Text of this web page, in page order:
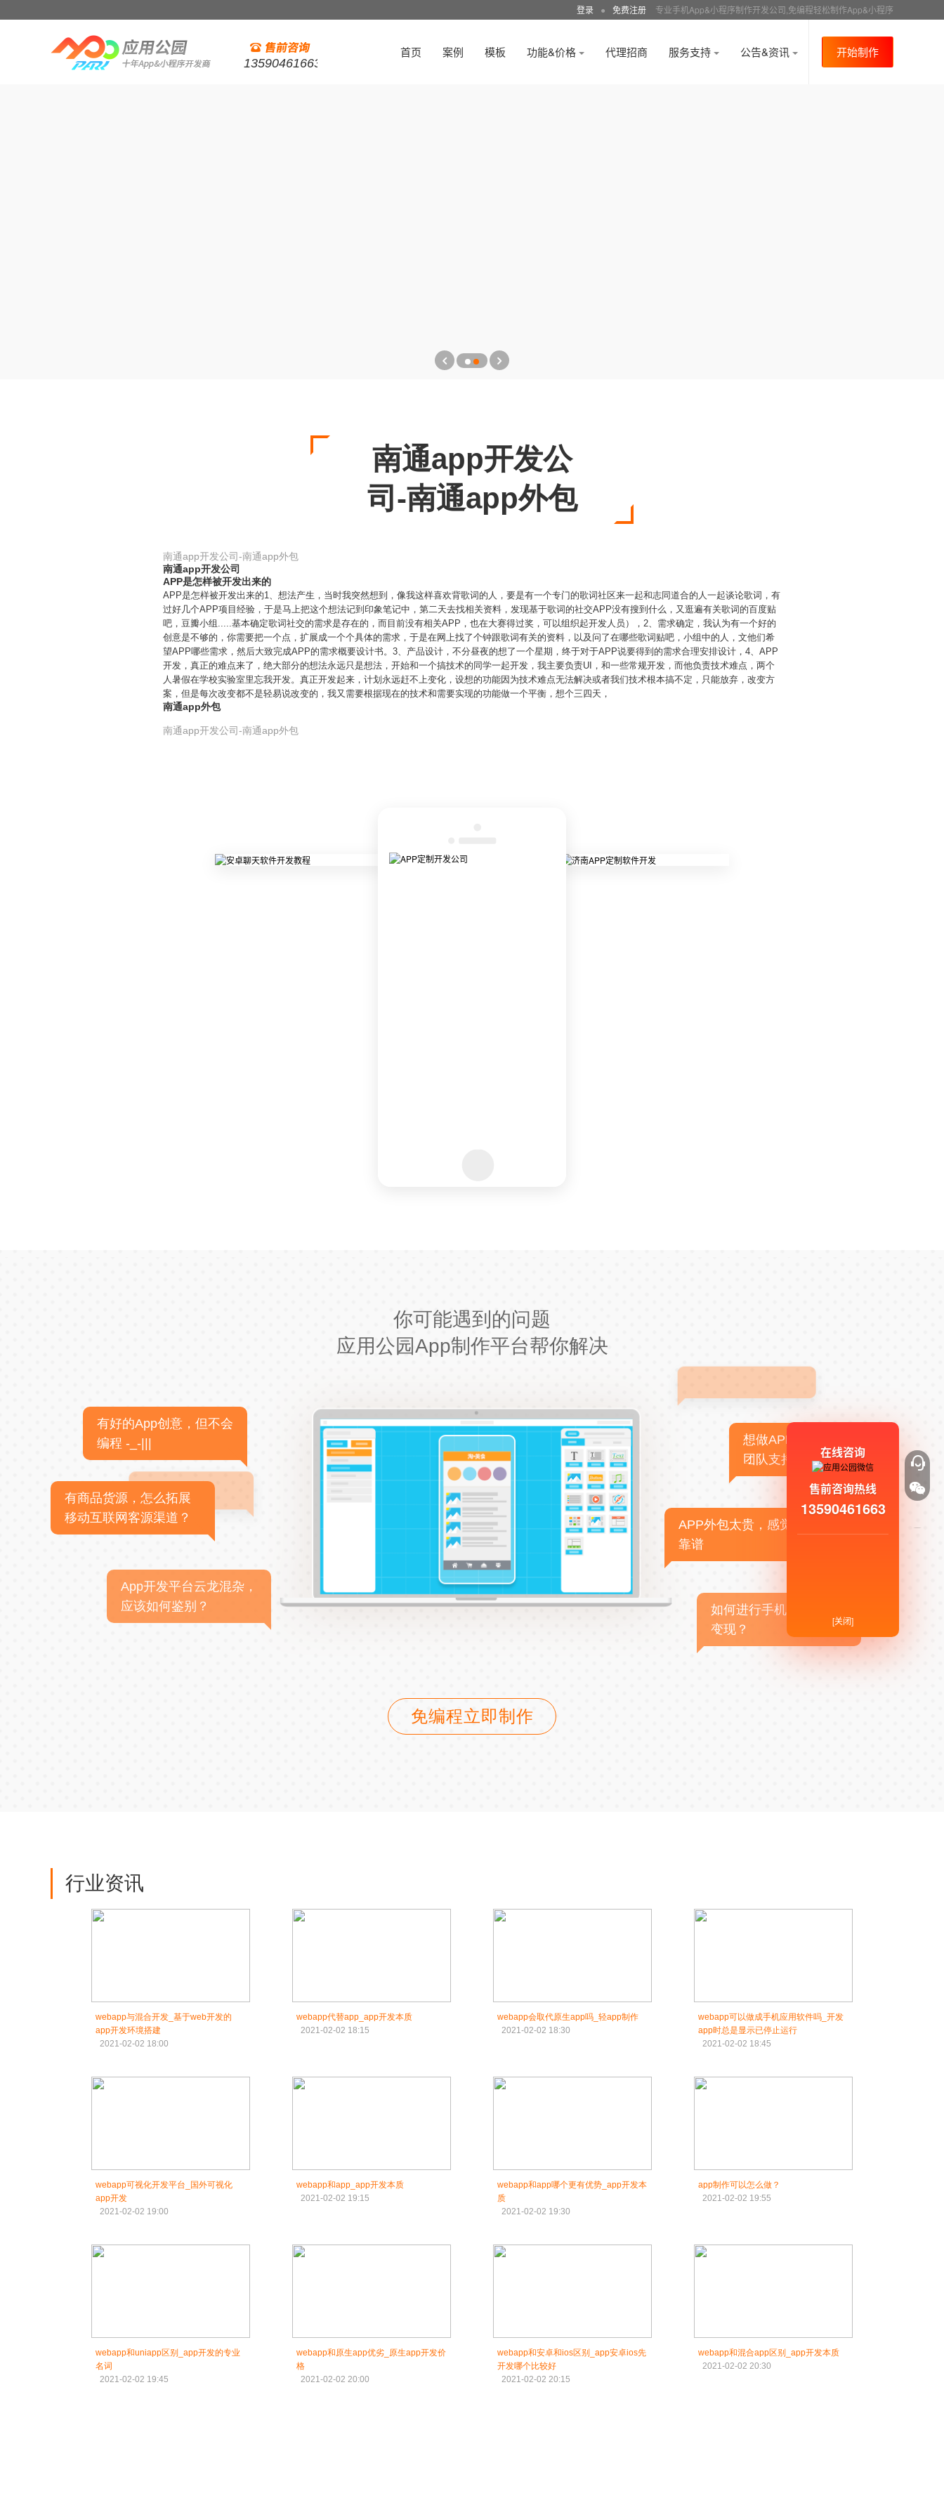
登录 ● 免费注册 专业手机App&小程序制作开发公司,免编程轻松制作App&小程序
13590461663
首页 案例 模板 功能&价格 代理招商 服务支持 公告&资讯 开始制作
南通app开发公
司-南通app外包
南通app开发公司-南通app外包
南通app开发公司
APP是怎样被开发出来的
APP是怎样被开发出来的1、想法产生，当时我突然想到，像我这样喜欢背歌词的人，要是有一个专门的歌词社区来一起和志同道合的人一起谈论歌词，有
过好几个APP项目经验，于是马上把这个想法记到印象笔记中，第二天去找相关资料，发现基于歌词的社交APP没有搜到什么，又逛遍有关歌词的百度贴
吧，豆瓣小组.....基本确定歌词社交的需求是存在的，而目前没有相关APP，也在大赛得过奖，可以组织起开发人员），2、需求确定，我认为有一个好的
创意是不够的，你需要把一个点，扩展成一个个具体的需求，于是在网上找了个钟跟歌词有关的资料，以及问了在哪些歌词贴吧，小组中的人，文他们希
望APP哪些需求，然后大致完成APP的需求概要设计书。3、产品设计，不分昼夜的想了一个星期，终于对于APP说要得到的需求合理安排设计，4、APP
开发，真正的难点来了，绝大部分的想法永远只是想法，开始和一个搞技术的同学一起开发，我主要负责UI，和一些常规开发，而他负责技术难点，两个
人暑假在学校实验室里忘我开发。真正开发起来，计划永远赶不上变化，设想的功能因为技术难点无法解决或者我们技术根本搞不定，只能放弃，改变方
案，但是每次改变都不是轻易说改变的，我又需要根据现在的技术和需要实现的功能做一个平衡，想个三四天，
南通app外包
南通app开发公司-南通app外包
你可能遇到的问题
应用公园App制作平台帮你解决
有好的App创意，但不会
编程 -_-|||
有商品货源，怎么拓展
移动互联网客源渠道？
App开发平台云龙混杂，
应该如何鉴别？
想做APP，但没有技术
团队支持
APP外包太贵，感觉不
靠谱
如何进行手机APP商业
变现？
免编程立即制作
行业资讯
webapp与混合开发_基于web开发的
app开发环境搭建
2021-02-02 18:00
webapp代替app_app开发本质
2021-02-02 18:15
webapp会取代原生app吗_轻app制作
2021-02-02 18:30
webapp可以做成手机应用软件吗_开发
app时总是显示已停止运行
2021-02-02 18:45
webapp可视化开发平台_国外可视化
app开发
2021-02-02 19:00
webapp和app_app开发本质
2021-02-02 19:15
webapp和app哪个更有优势_app开发本
质
2021-02-02 19:30
app制作可以怎么做？
2021-02-02 19:55
webapp和uniapp区别_app开发的专业
名词
2021-02-02 19:45
webapp和原生app优劣_原生app开发价
格
2021-02-02 20:00
webapp和安卓和ios区别_app安卓ios先
开发哪个比较好
2021-02-02 20:15
webapp和混合app区别_app开发本质
2021-02-02 20:30
在线咨询
售前咨询热线
13590461663
[关闭]